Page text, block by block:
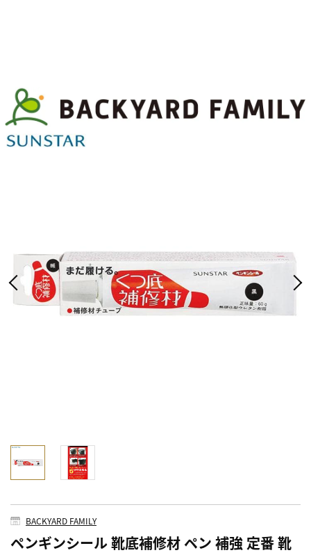
BACKYARD FAMILY
ペンギンシール 靴底補修材 ペン 補強 定番 靴